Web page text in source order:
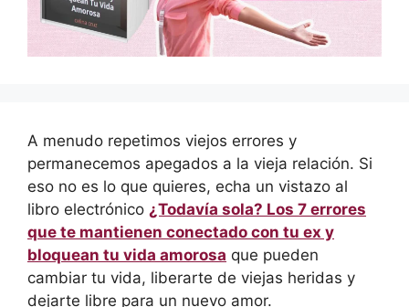
A menudo repetimos viejos errores y
permanecemos apegados a la vieja relación. Si
eso no es lo que quieres, echa un vistazo al
libro electrónico ¿Todavía sola? Los 7 errores
que te mantienen conectado con tu ex y
bloquean tu vida amorosa que pueden
cambiar tu vida, liberarte de viejas heridas y
dejarte libre para un nuevo amor.